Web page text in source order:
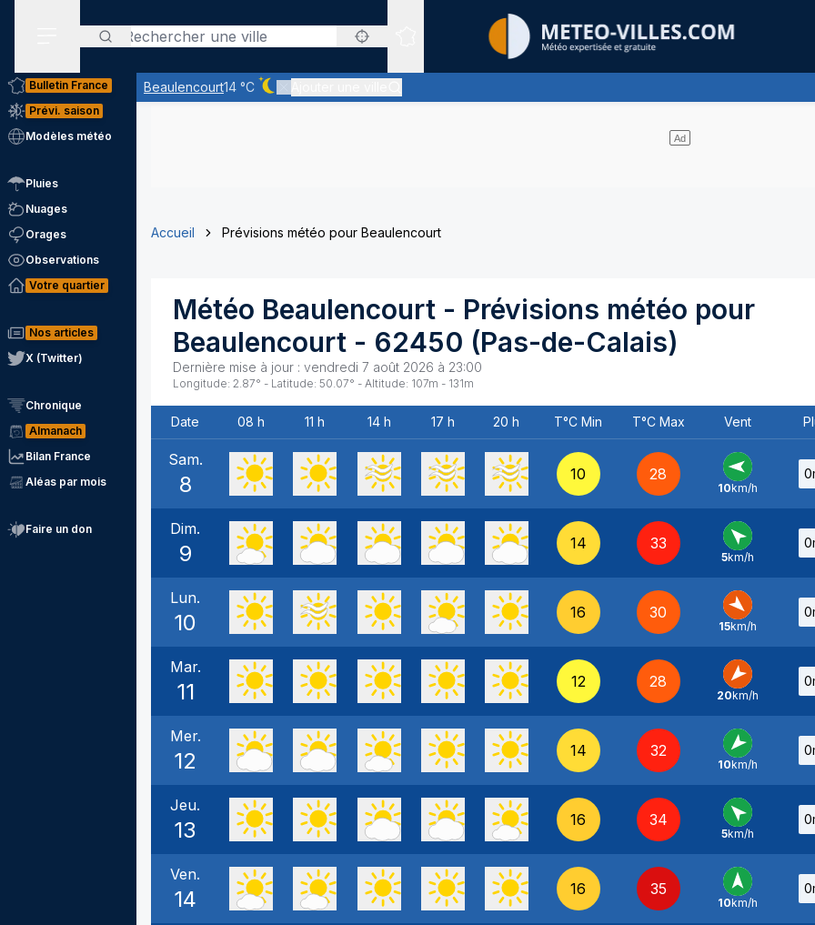
Rechercher
Sites expertis&eacute;s
Beaulencourt14 °C
Ciel dégagé - quasiment pas de nuages
Bulletin France
Prévi. saison
Modèles météo
Pluies
Nuages
Orages
Observations
Votre quartier
Nos articles
X (Twitter)
Chronique
Almanach
Bilan France
Aléas par mois
Faire un don
Accueil Prévisions météo pour Beaulencourt
Météo Beaulencourt - Prévisions météo pour
Beaulencourt - 62450 (Pas-de-Calais)
Dernière mise à jour : vendredi 7 août 2026 à 23:00
Longitude: 2.87° - Latitude: 50.07° - Altitude: 107m - 131m
Date 08 h 11 h 14 h 17 h 20 h T°C Min T°C Max Vent
Sam.
8 10 28
E -
10km/h
Dim.
9 14 33
SE -
5km/h
Lun.
10 16 30
NO
15km/h
Mar.
11 12 28
NE -
20km/h
Mer.
12 14 32
NE -
10km/h
Jeu.
13 16 34
SE -
5km/h
Ven.
14 16 35
S -
10km/h